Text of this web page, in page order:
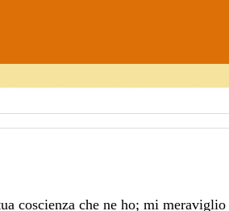
coscienza che ne ho; mi